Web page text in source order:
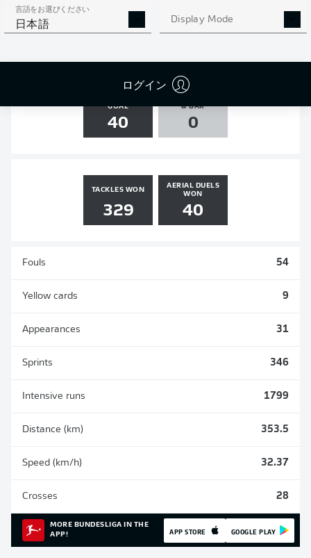
言語をお選びください
日本語 Display Mode
ログイン
GOALS PENALTIES
GOAL
40
& BAR
0
TACKLES WON
329
AERIAL DUELS
WON
40
Fouls 54
Yellow cards 9
Appearances 31
Sprints 346
Intensive runs 1799
Distance (km) 353.5
Speed (km/h) 32.37
Crosses 28
MORE BUNDESLIGA IN THE
APP!
APP STORE GOOGLE PLAY